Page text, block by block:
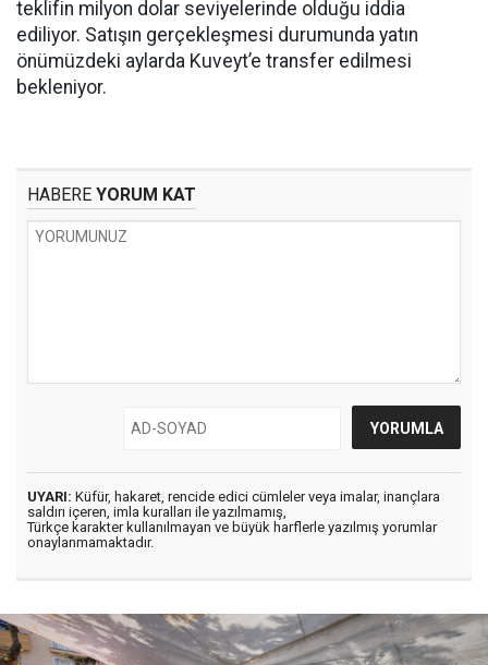
teklifin milyon dolar seviyelerinde olduğu iddia
ediliyor. Satışın gerçekleşmesi durumunda yatın
önümüzdeki aylarda Kuveyt’e transfer edilmesi
bekleniyor.
HABERE YORUM KAT
UYARI: Küfür, hakaret, rencide edici cümleler veya imalar, inançlara
saldırı içeren, imla kuralları ile yazılmamış,
Türkçe karakter kullanılmayan ve büyük harflerle yazılmış yorumlar
onaylanmamaktadır.